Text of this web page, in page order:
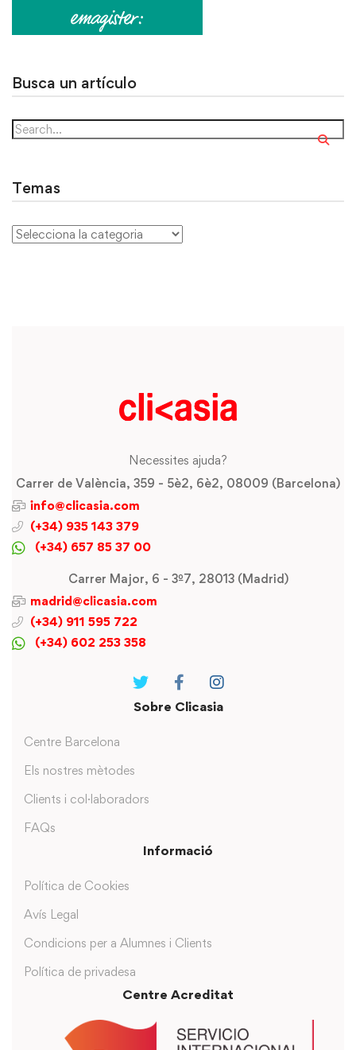
Busca un artículo
Temas
Necessites ajuda?
Carrer de València, 359 - 5è2, 6è2, 08009 (Barcelona)
info@clicasia.com
(+34) 935 143 379
(+34) 657 85 37 00
Carrer Major, 6 - 3º7, 28013 (Madrid)
madrid@clicasia.com
(+34) 911 595 722
(+34) 602 253 358
Sobre Clicasia
Centre Barcelona
Els nostres mètodes
Clients i col·laboradors
FAQs
Informació
Política de Cookies
Avís Legal
Condicions per a Alumnes i Clients
Política de privadesa
Centre Acreditat